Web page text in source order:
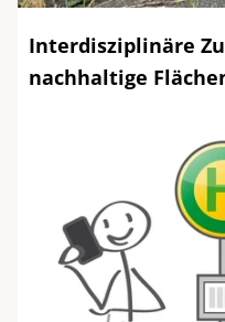
Interdisziplinäre
nachhaltige